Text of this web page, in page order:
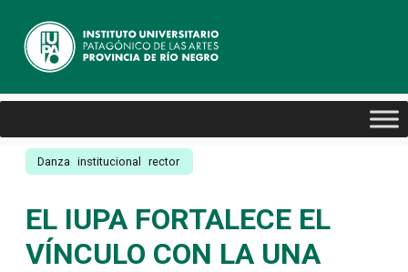
Danza institucional rector
EL IUPA FORTALECE EL
VÍNCULO CON LA UNA